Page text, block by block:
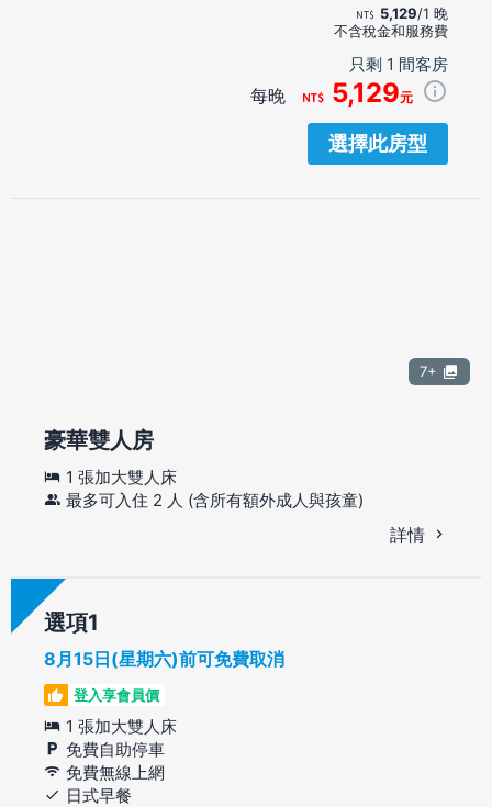
5,129/1 晚
不含稅金和服務費
只剩 1 間客房
每晚 5,129元
選擇此房型
7+
豪華雙人房
1 張加大雙人床
最多可入住 2 人 (含所有額外成人與孩童)
詳情
選項
8月15日(星期六)前可免費取消
登入享會員價
1 張加大雙人床
免費自助停車
免費無線上網
日式早餐